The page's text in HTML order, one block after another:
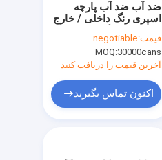
ضد آب ضد آب پارچه
اسپری رنگ داخلی / خارج
قیمت:negotiable
MOQ:30000cans
آخرین قیمت را دریافت کنید
اکنون تماس بگیرید